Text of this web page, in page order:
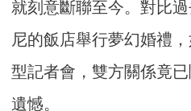
就刻意斷聯至今。對比
尼的飯店舉行夢幻婚禮
型記者會，雙方關係竟
遺憾。